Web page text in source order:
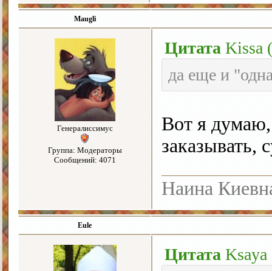
Maugli
Генералиссимус
Группа: Модераторы
Сообщений: 4071
Цитата Kissa (
да еще и
Вот я думаю,
заказывать,
Наина
Eule
Цитата Ksaya